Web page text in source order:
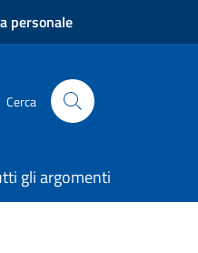
personale
Cerca
gli argomenti